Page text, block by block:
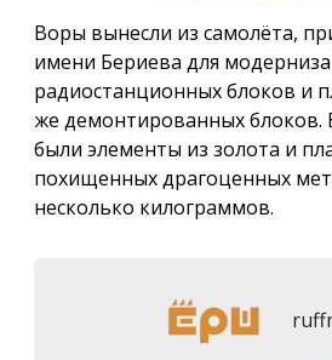
Воры вынесли из самолёта,
имени Бериева для
радиостанционных блоков и
же демонтированных блоков.
были элементы из золота и
похищенных драгоценных
несколько килограммов.